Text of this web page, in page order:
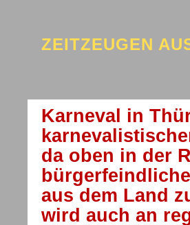
ZEITZEUGEN
Karneval in
da oben in der
aus dem Land
wird auch an